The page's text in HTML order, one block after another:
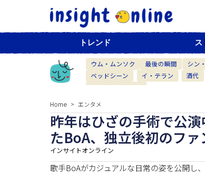
トレンド ス
ウム・ムンソク 最後の瞬間 シン
ベッドシーン
イ・テラン 酒代
ベーカリーカフェ
Home エンタメ
昨年はひざの手術で公
たBoA、独立後初のファ
インサイトオンライン
歌手BoAがカジュアルな日常の姿を公開し